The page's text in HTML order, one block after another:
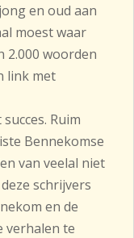
en oud aan
moest waar
2.000 woorden
link met
Ruim
Bennekomse
van veelal niet
schrijvers
en de
verhalen te